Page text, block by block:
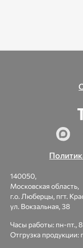
140050,
Московская область,
г.о. Люберцы, пгт.
ул. Вокзальная, 38
Часы работы: пн-пт.,
Отгрузка продукции: